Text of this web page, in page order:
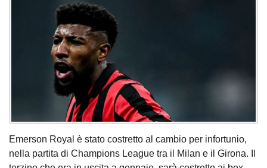
Emerson Royal è stato costretto al cambio per infortunio,
nella partita di Champions League tra il Milan e il Girona. Il